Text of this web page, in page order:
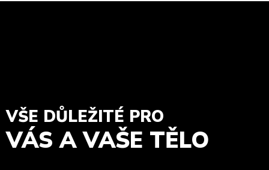
VŠE DŮLEŽITÉ PRO
VÁS A VAŠE TĚLO